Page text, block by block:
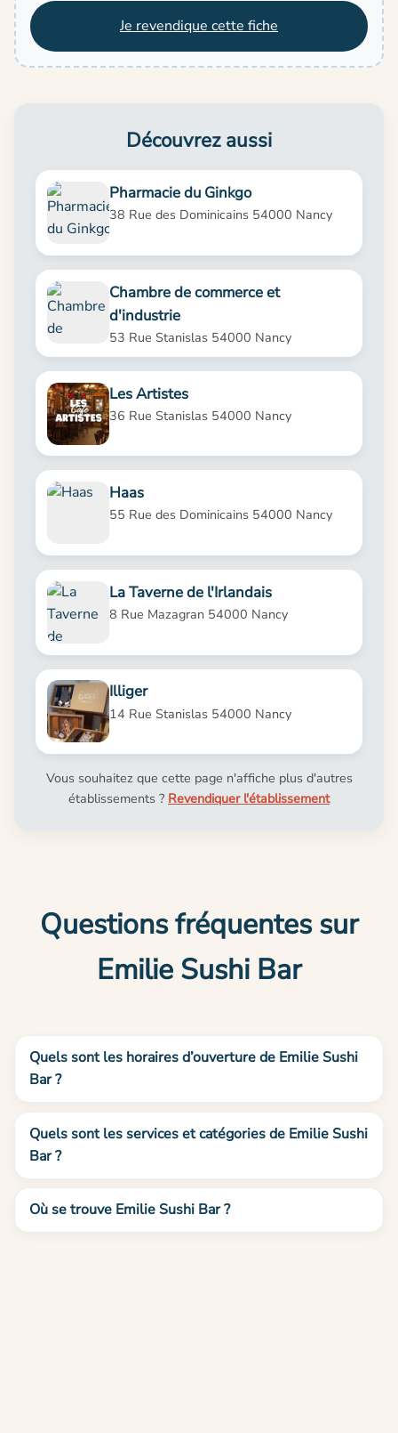
Je revendique cette fiche
Découvrez aussi
Pharmacie du Ginkgo
38 Rue des Dominicains 54000 Nancy
Chambre de commerce et
d'industrie
53 Rue Stanislas 54000 Nancy
Les Artistes
36 Rue Stanislas 54000 Nancy
Haas
55 Rue des Dominicains 54000 Nancy
La Taverne de l'Irlandais
8 Rue Mazagran 54000 Nancy
Illiger
14 Rue Stanislas 54000 Nancy
Vous souhaitez que cette page n'affiche plus d'autres
établissements ? Revendiquer l'établissement
Questions fréquentes sur
Emilie Sushi Bar
Quels sont les horaires d’ouverture de Emilie Sushi
Bar ?
Quels sont les services et catégories de Emilie Sushi
Bar ?
Où se trouve Emilie Sushi Bar ?